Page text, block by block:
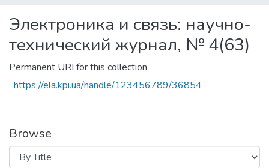
Электроника и связь: научно-
технический журнал, № 4(63)
Permanent URI for this collection
https://ela.kpi.ua/handle/123456789/36854
Browse